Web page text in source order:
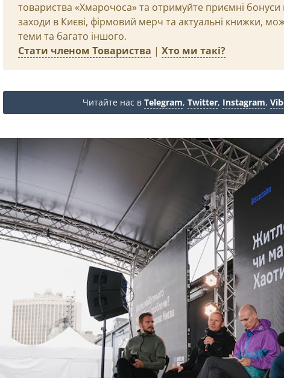
товариства «Хмарочоса» та отримуйте приємні бонуси
заходи в Києві, фірмовий мерч та актуальні книжки,
теми та багато іншого.
Стати членом Товариства | Хто ми такі?
Читайте нас в Telegram, Twitter, Instagram,